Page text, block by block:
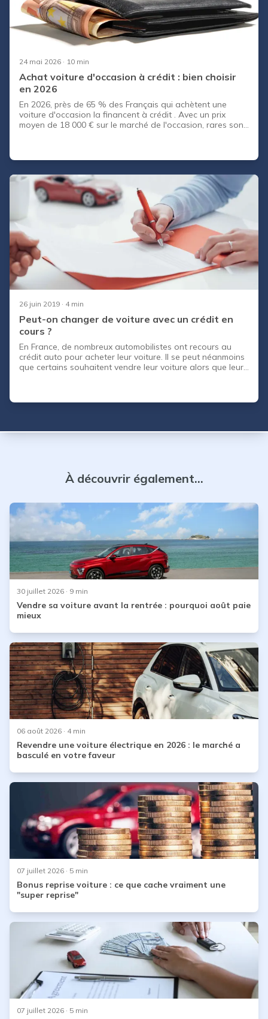
24 mai 2026 · 10 min
Achat voiture d'occasion à crédit : bien choisir
en 2026
En 2026, près de 65 % des Français qui achètent une
voiture d'occasion la financent à crédit . Avec un prix
moyen de 18 000 € sur le marché de l'occasion, rares sont
4 000 € supplémentaires sur la durée du prêt. Bonne
nouvelle : les comparateurs en ligne (Meilleurtaux, Em
26 juin 2019 · 4 min
Peut-on changer de voiture avec un crédit en
cours ?
En France, de nombreux automobilistes ont recours au
crédit auto pour acheter leur voiture. Il se peut néanmoins
que certains souhaitent vendre leur voiture alors que leur
À découvrir également...
30 juillet 2026 · 9 min
Vendre sa voiture avant la rentrée : pourquoi août paie
mieux
06 août 2026 · 4 min
Revendre une voiture électrique en 2026 : le marché a
basculé en votre faveur
07 juillet 2026 · 5 min
Bonus reprise voiture : ce que cache vraiment une
"super reprise"
07 juillet 2026 · 5 min